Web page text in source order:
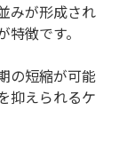
みが形成され
徴です。
の短縮が可能
抑えられるケ